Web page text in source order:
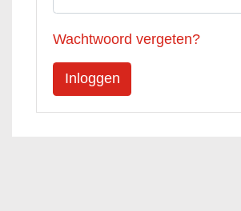
Wachtwoord vergeten?